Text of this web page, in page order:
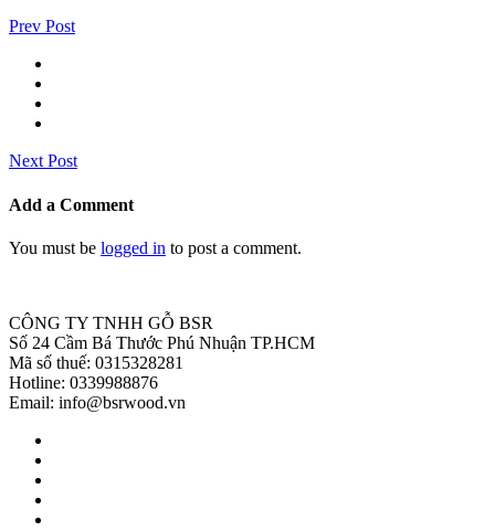
Prev Post
Next Post
Add a Comment
You must be logged in to post a comment.
CÔNG TY TNHH GỖ BSR
Số 24 Cầm Bá Thước Phú Nhuận TP.HCM
Mã số thuế: 0315328281
Hotline: 0339988876
Email: info@bsrwood.vn